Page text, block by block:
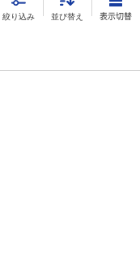
絞り込み 並び替え 表示切替